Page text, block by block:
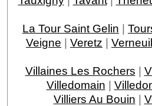
La Tour Saint Gelin |
Veigne | Veretz |
Villaines Les Rochers |
Villedomain |
Villiers Au Bouin |